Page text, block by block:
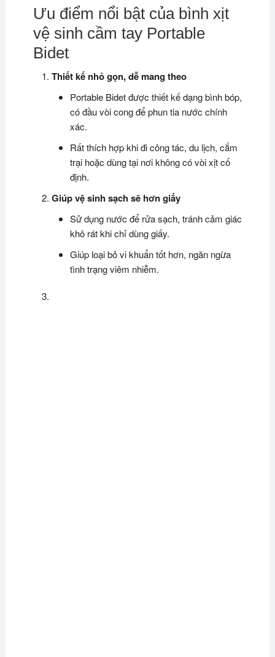
Ưu điểm nổi bật của bình xịt
vệ sinh cầm tay Portable
Bidet
Thiết kế nhỏ gọn, dễ mang theo
Portable Bidet được thiết kế dạng bình bóp,
có đầu vòi cong để phun tia nước chính
xác.
Rất thích hợp khi đi công tác, du lịch, cắm
trại hoặc dùng tại nơi không có vòi xịt cố
định.
Giúp vệ sinh sạch sẽ hơn giấy
Sử dụng nước để rửa sạch, tránh cảm giác
khô rát khi chỉ dùng giấy.
Giúp loại bỏ vi khuẩn tốt hơn, ngăn ngừa
tình trạng viêm nhiễm.